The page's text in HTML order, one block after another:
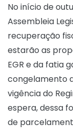
No início de
Assembleia
recuperação
estarão as
EGR e da fatia
congelamento
vigência do
espera, dessa
de